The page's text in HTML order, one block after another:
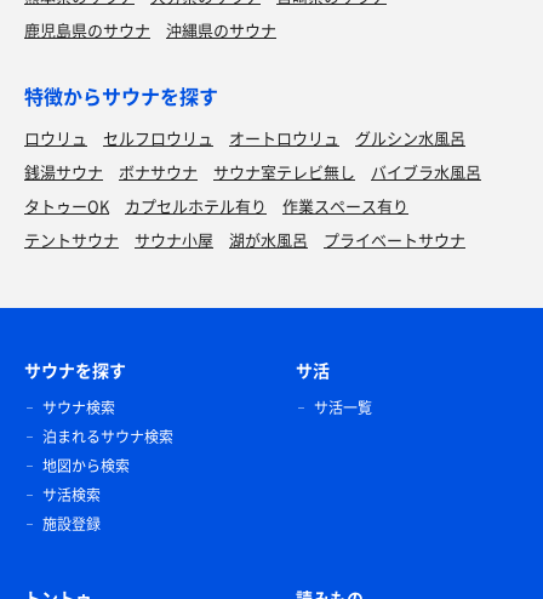
鹿児島県のサウナ
沖縄県のサウナ
特徴からサウナを探す
ロウリュ セルフロウリュ オートロウリュ
グルシン水風呂
銭湯サウナ
ボナサウナ サウナ室テレビ無し
バイブラ水風呂
タトゥーOK
カプセルホテル有り
作業スペース有り
テントサウナ
サウナ小屋 湖が水風呂 プライベートサウナ
サウナを探す
サウナ検索
泊まれるサウナ検索
地図から検索
サ活検索
施設登録
サ活
サ活一覧